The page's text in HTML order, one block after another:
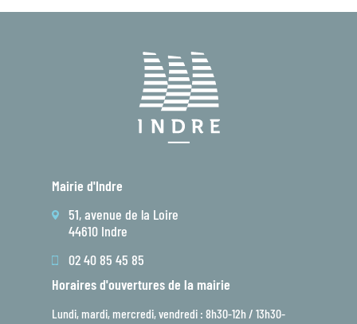
Mairie d'Indre
51, avenue de la Loire
44610 Indre
02 40 85 45 85
Horaires d'ouvertures de la mairie
Lundi, mardi, mercredi, vendredi : 8h30-12h / 13h30-